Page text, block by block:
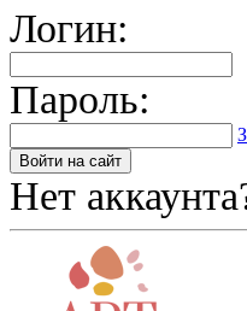
Логин:
Пароль:
Нет